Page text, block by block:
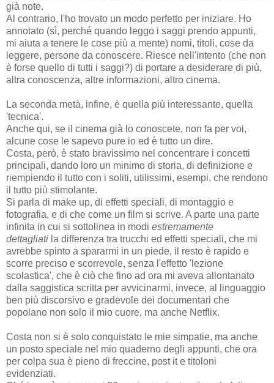
già note.
Al contrario, l'ho trovato un modo perfetto per iniziare. Ho
annotato (sì, perché quando leggo i saggi prendo appunti,
mi aiuta a tenere le cose più a mente) nomi, titoli, cose da
leggere, persone da conoscere. Riesce nell'intento (che non
è forse quello di tutti i saggi?) di portare a desiderare di più,
altra conoscenza, altre informazioni, altro cinema.
La seconda metà, infine, è quella più interessante, quella
'tecnica'.
Anche qui, se il cinema già lo conoscete, non fa per voi,
alcune cose le sapevo pure io ed è tutto un dire.
Costa, però, è stato bravissimo nel concentrare i concetti
principali, dando loro un minimo di storia, di definizione e
riempiendo il tutto con i soliti, utilissimi, esempi, che rendono
il tutto più stimolante.
Si parla di make up, di effetti speciali, di montaggio e
fotografia, e di che come un film si scrive. A parte una parte
infinita in cui si sottolinea in modi estremamente
dettagliati la differenza tra trucchi ed effetti speciali, che mi
avrebbe spinto a spararmi in un piede, il resto è rapido e
scorre preciso e scorrevole, senza l'effetto 'lezione
scolastica', che è ciò che fino ad ora mi aveva allontanato
dalla saggistica scritta per avvicinarmi, invece, al linguaggio
ben più discorsivo e gradevole dei documentari che
popolano non solo il mio cuore, ma anche Netflix.
Costa non si è solo conquistato le mie simpatie, ma anche
un posto speciale nel mio quaderno degli appunti, che ora
per colpa sua è pieno di freccine, post it e titoloni
evidenziati.